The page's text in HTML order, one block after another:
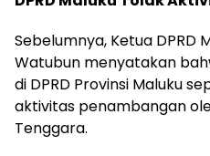
Sebelumnya, Ketua DPRD
Watubun menyatakan
di DPRD Provinsi Maluku
aktivitas penambangan
Tenggara.